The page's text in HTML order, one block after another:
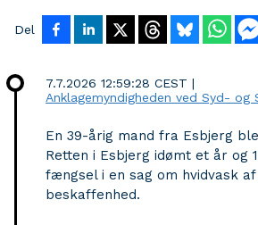
Del
7.7.2026 12:59:28 CEST |
Anklagemyndigheden ved Syd- og
En 39-årig mand fra Esbjerg
Retten i Esbjerg idømt et år og
fængsel i en sag om hvidvask
beskaffenhed.